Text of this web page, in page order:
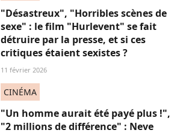
"Désastreux", "Horribles scènes de
sexe" : le film "Hurlevent" se fait
détruire par la presse, et si ces
critiques étaient sexistes ?
11 février 2026
CINÉMA
"Un homme aurait été payé plus !",
"2 millions de différence" : Neve